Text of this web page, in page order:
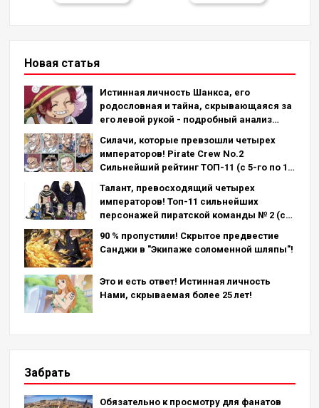
Новая статья
Истинная личность Шанкса, его
родословная и тайна, скрывающаяся за
его левой рукой - подробный анализ
Силачи, которые превзошли четырех
императоров! Pirate Crew No.2
Сильнейший рейтинг ТОП-11 (с 5-го по 1-
Талант, превосходящий четырех
императоров! Топ-11 сильнейших
персонажей пиратской команды № 2 (с
90 % пропустили! Скрытое предвестие
Санджи в "Экипаже соломенной шляпы"!
Это и есть ответ! Истинная личность
Нами, скрываемая более 25 лет!
Забрать
Обязательно к просмотру для фанатов